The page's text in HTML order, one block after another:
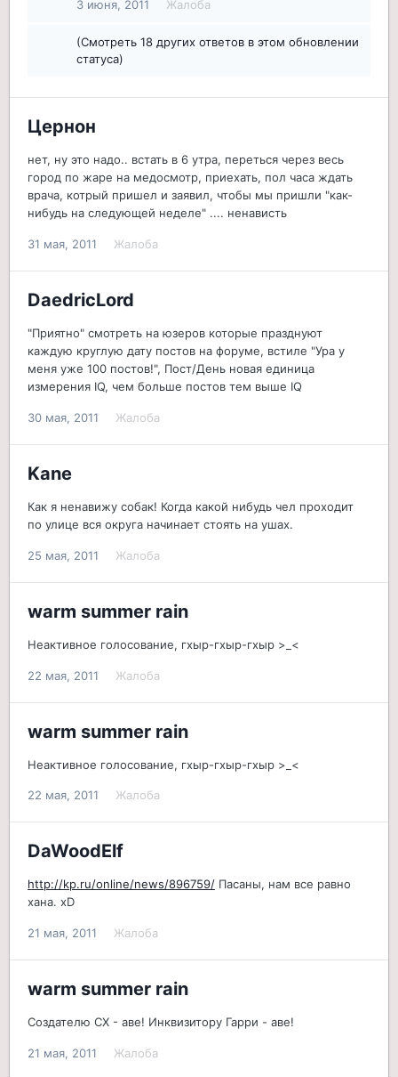
3 июня, 2011 Жалоба
(Смотреть 18 других ответов в этом обновлении
статуса)
Цернон
нет, ну это надо.. встать в 6 утра, переться через весь
город по жаре на медосмотр, приехать, пол часа ждать
врача, котрый пришел и заявил, чтобы мы пришли "как-
нибудь на следующей неделе" .... ненависть
31 мая, 2011 Жалоба
DaedricLord
"Приятно" смотреть на юзеров которые празднуют
каждую круглую дату постов на форуме, встиле "Ура у
меня уже 100 постов!", Пост/День новая единица
измерения IQ, чем больше постов тем выше IQ
30 мая, 2011 Жалоба
Kane
Как я ненавижу собак! Когда какой нибудь чел проходит
по улице вся округа начинает стоять на ушах.
25 мая, 2011 Жалоба
warm summer rain
Неактивное голосование, гхыр-гхыр-гхыр >_<
22 мая, 2011 Жалоба
warm summer rain
Неактивное голосование, гхыр-гхыр-гхыр >_<
22 мая, 2011 Жалоба
DaWoodElf
http://kp.ru/online/news/896759/ Пасаны, нам все равно
хана. хD
21 мая, 2011 Жалоба
warm summer rain
Создателю СХ - аве! Инквизитору Гарри - аве!
21 мая, 2011 Жалоба